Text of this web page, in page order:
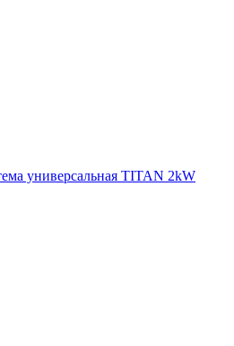
универсальная TITAN 2kW